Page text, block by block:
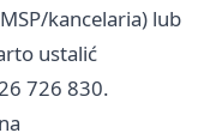
kancelaria) lub
ustalić
726 830.